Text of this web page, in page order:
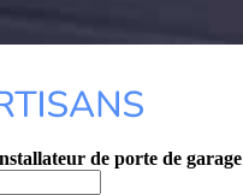
de porte de garage